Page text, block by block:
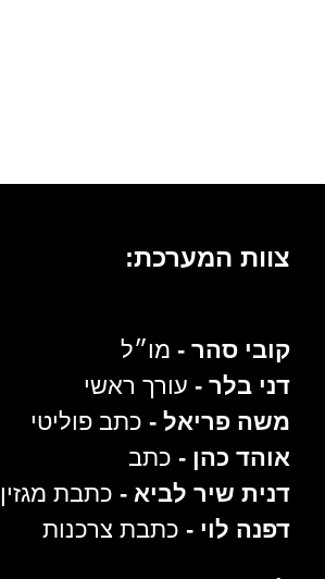
צוות המערכת:
קובי סהר - מו״ל
דני בלר - עורך ראשי
משה פריאל - כתב פוליטי
אוהד כהן - כתב
דנית שיר לביא - כתבת מגזין
דפנה לוי - כתבת צרכנות